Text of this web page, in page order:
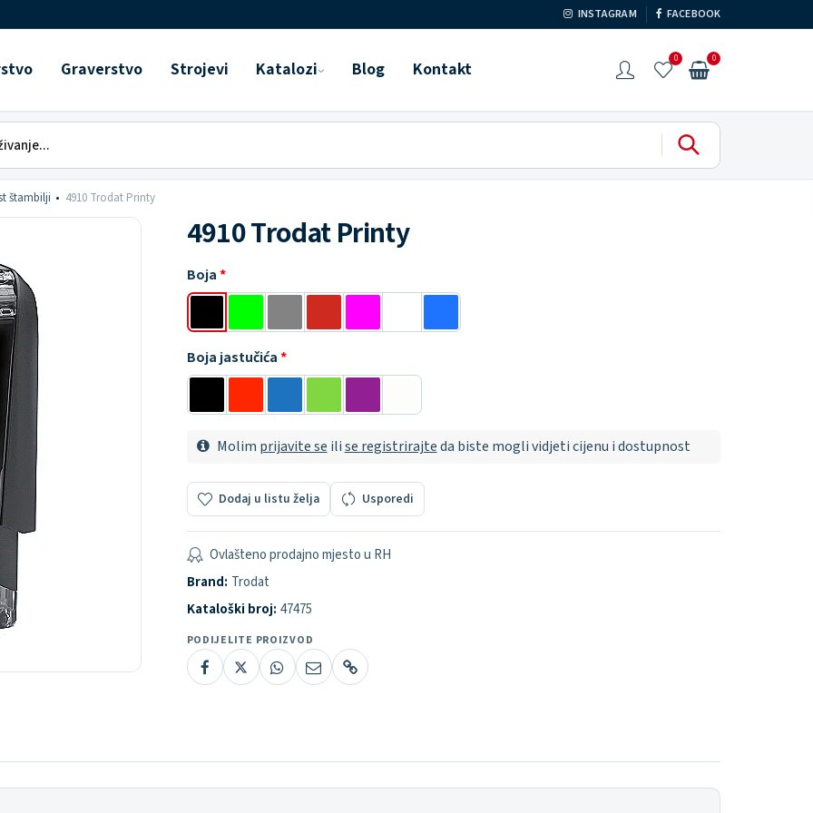
INSTAGRAM FACEBOOK
Graverstvo Strojevi Katalozi Blog Kontakt 0 0
štambilji 4910 Trodat Printy
4910 Trodat Printy
Boja
Boja jastučića
Molim prijavite se ilise registrirajteda biste mogli vidjeti cijenu i dostupnost
Dodaj u listu želja Usporedi
Ovlašteno prodajno mjesto u RH
Brand: Trodat
Kataloški broj: 47475
PODIJELITE PROIZVOD